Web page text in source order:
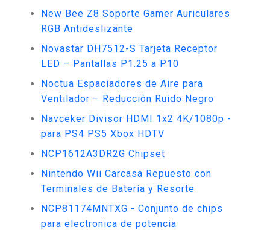
New Bee Z8 Soporte Gamer Auriculares
RGB Antideslizante
Novastar DH7512-S Tarjeta Receptor
LED – Pantallas P1.25 a P10
Noctua Espaciadores de Aire para
Ventilador – Reducción Ruido Negro
Navceker Divisor HDMI 1x2 4K/1080p -
para PS4 PS5 Xbox HDTV
NCP1612A3DR2G Chipset
Nintendo Wii Carcasa Repuesto con
Terminales de Batería y Resorte
NCP81174MNTXG - Conjunto de chips
para electronica de potencia